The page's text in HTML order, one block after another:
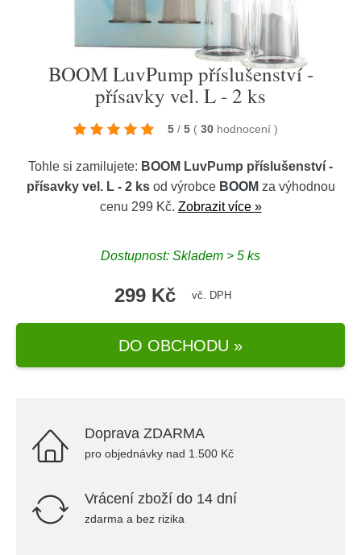
BOOM LuvPump příslušenství -
přísavky vel. L - 2 ks
5 / 5 ( 30 hodnocení )
Tohle si zamilujete: BOOM LuvPump příslušenství -
přísavky vel. L - 2 ksod výrobce BOOM za výhodnou
cenu 299 Kč. Zobrazit více »
Dostupnost: Skladem > 5 ks
299 Kč vč. DPH
DO OBCHODU »
Doprava ZDARMA
pro objednávky nad 1.500 Kč
Vrácení zboží do 14 dní
zdarma a bez rizika